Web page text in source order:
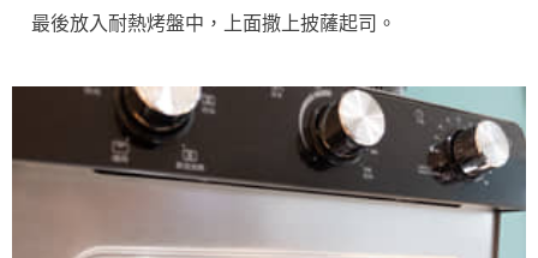
最後放入耐熱烤盤中，上面撒上披薩起司。